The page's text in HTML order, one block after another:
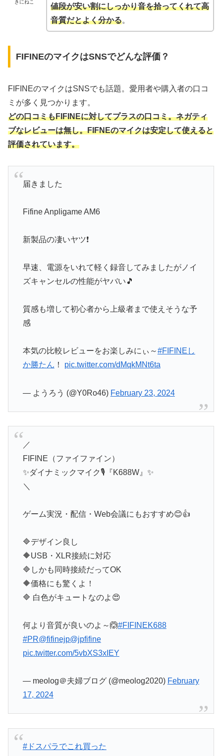
きにねこ
値段が安い割にしっかり音を拾ってくれて高
音質だとよく分かる。
FIFINEのマイクはSNSでどんな評価？
FIFINEのマイクはSNSでも話題。愛用者や購入者の口コ
ミが多く見つかります。
どの口コミもFIFINEに対してプラスの口コミ。ネガティ
ブなレビューは無し。FIFNEのマイクは安定して使えると
評価されています。
届きました
Fifine Anpligame AM6
新製品の凄いヤツ❗
早速、電源をいれて軽く録音してみましたがノイ
ズキャンセルの性能がヤバい🎵
質感も増して初心者から上級者まで使えそうな予
感
本気の比較レビューをお楽しみにぃ～#FIFINEし
か勝たん ！ pic.twitter.com/dMqkMNt6ta
— ようろう (@Y0Ro46) February 23, 2024
／
FIFINE（ファイファイン）
✨ダイナミックマイク🎙️『K688W』✨
＼
ゲーム実況・配信・Web会議にもおすすめ😊👍
🔷デザイン良し
🔶USB・XLR接続に対応
🔷しかも同時接続だってOK
🔶価格にも驚くよ！
🔷 白色がキュートなのよ😍
何より音質が良いのよ～🙆#FIFINEK688
#PR@fifinejp@jpfifine
pic.twitter.com/5vbXS3xIEY
— meolog＠夫婦ブログ (@meolog2020) February
17, 2024
#ドスパラでこれ買った